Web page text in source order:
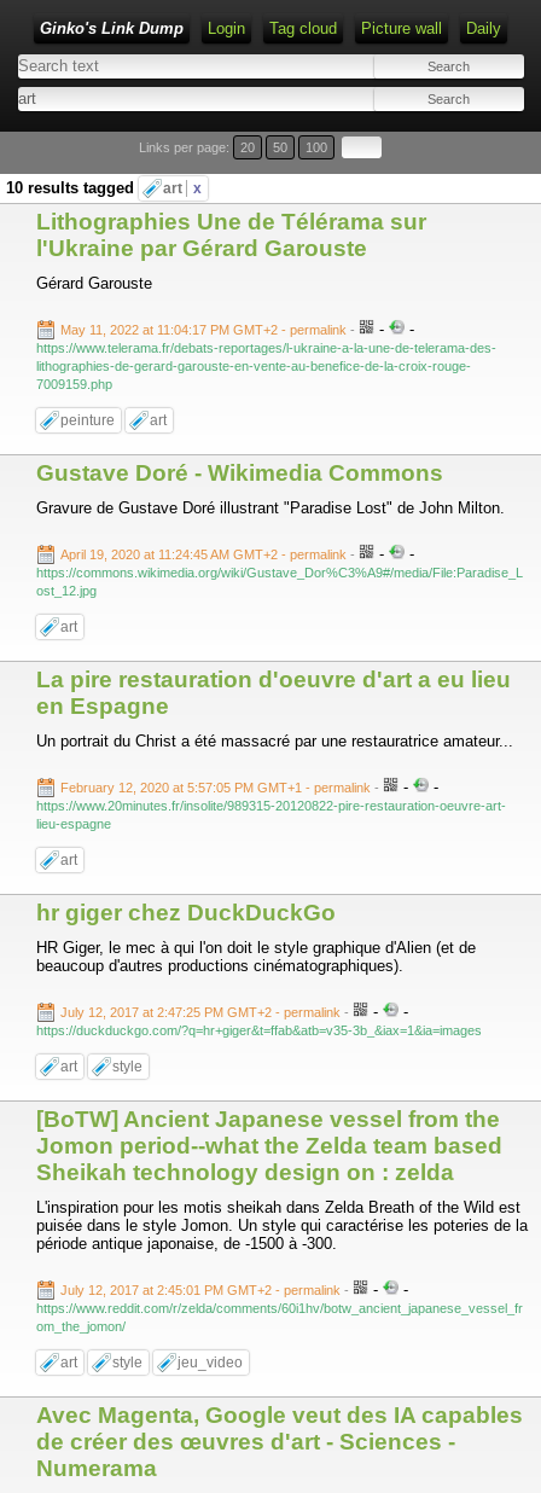
Ginko's Link Dump Login Tag cloud Picture wall Daily
Type 1 or more characters for results.
Links per page: 20 50 100
10 results tagged art x
Lithographies Une de Télérama sur
l'Ukraine par Gérard Garouste
Gérard Garouste
May 11, 2022 at 11:04:17 PM GMT+2 - permalink - - -
https://www.telerama.fr/debats-reportages/l-ukraine-a-la-une-de-telerama-des-
lithographies-de-gerard-garouste-en-vente-au-benefice-de-la-croix-rouge-
7009159.php
peinture art
Gustave Doré - Wikimedia Commons
Gravure de Gustave Doré illustrant "Paradise Lost" de John Milton.
April 19, 2020 at 11:24:45 AM GMT+2 - permalink - - -
https://commons.wikimedia.org/wiki/Gustave_Dor%C3%A9#/media/File:Paradise_L
ost_12.jpg
art
La pire restauration d'oeuvre d'art a eu lieu
en Espagne
Un portrait du Christ a été massacré par une restauratrice amateur...
February 12, 2020 at 5:57:05 PM GMT+1 - permalink - - -
https://www.20minutes.fr/insolite/989315-20120822-pire-restauration-oeuvre-art-
lieu-espagne
art
hr giger chez DuckDuckGo
HR Giger, le mec à qui l'on doit le style graphique d'Alien (et de
beaucoup d'autres productions cinématographiques).
July 12, 2017 at 2:47:25 PM GMT+2 - permalink - - -
https://duckduckgo.com/?q=hr+giger&t=ffab&atb=v35-3b_&iax=1&ia=images
art style
[BoTW] Ancient Japanese vessel from the
Jomon period--what the Zelda team based
Sheikah technology design on : zelda
L'inspiration pour les motis sheikah dans Zelda Breath of the Wild est
puisée dans le style Jomon. Un style qui caractérise les poteries de la
période antique japonaise, de -1500 à -300.
July 12, 2017 at 2:45:01 PM GMT+2 - permalink - - -
https://www.reddit.com/r/zelda/comments/60i1hv/botw_ancient_japanese_vessel_fr
om_the_jomon/
art style jeu_video
Avec Magenta, Google veut des IA capables
de créer des œuvres d'art - Sciences -
Numerama